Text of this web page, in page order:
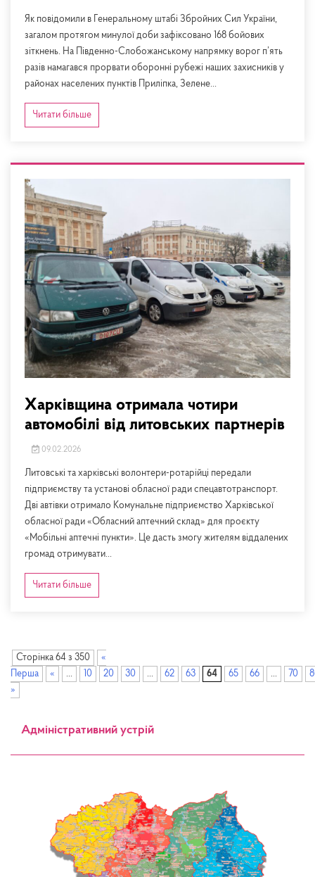
Як повідомили в Генеральному штабі Збройних Сил України,
загалом протягом минулої доби зафіксовано 168 бойових
зіткнень. На Південно-Слобожанському напрямку ворог п’ять
разів намагався прорвати оборонні рубежі наших захисників у
районах населених пунктів Приліпка, Зелене...
Читати більше
Харківщина отримала чотири
автомобілі від литовських партнерів
09.02.2026
Литовські та харківські волонтери-ротарійці передали
підприємству та установі обласної ради спецавтотранспорт.
Дві автівки отримало Комунальне підприємство Харківської
обласної ради «Обласний аптечний склад» для проєкту
«Мобільні аптечні пункти». Це дасть змогу жителям віддалених
громад отримувати...
Читати більше
Сторінка 64 з 350
«
Перша
« ... 10 20 30 ... 62 63 64 65 66 ... 70
»
Адміністративний устрій